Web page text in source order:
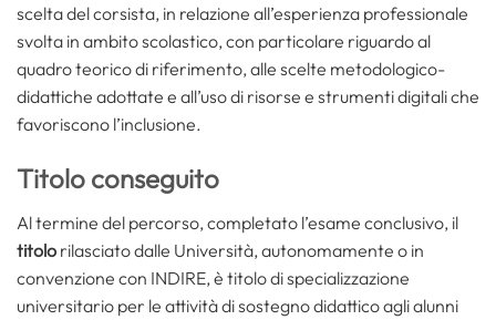
scelta del corsista, in relazione all’esperienza professionale
svolta in ambito scolastico, con particolare riguardo al
quadro teorico di riferimento, alle scelte metodologico-
didattiche adottate e all’uso di risorse e strumenti digitali che
favoriscono l’inclusione.
Titolo conseguito
Al termine del percorso, completato l’esame conclusivo, il
titolo rilasciato dalle Università, autonomamente o in
convenzione con INDIRE, è titolo di specializzazione
universitario per le attività di sostegno didattico agli alunni